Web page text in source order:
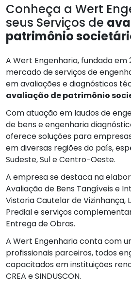
Conheça a Wert
seus Serviços de
patrimônio
A Wert Engenharia, fundada em
mercado de serviços de
em avaliações e diagnósticos
avaliação de patrimônio
Com atuação em laudos de
de bens e engenharia
oferece soluções para
em diversas regiões do país,
Sudeste, Sul e Centro-Oeste.
A empresa se destaca na
Avaliação de Bens Tangíveis e
Vistoria Cautelar de Vizinhança,
Predial e serviços
Entrega de Obras.
A Wert Engenharia conta com
profissionais parceiros, todos
capacitados em instituições
CREA e SINDUSCON.